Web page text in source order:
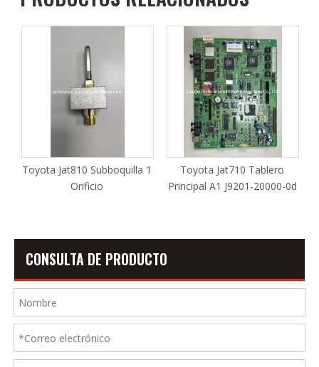
Toyota Jat810 Subboquilla 1
Orificio
Toyota Jat710 Tablero
Principal A1 J9201-20000-0d
CONSULTA DE PRODUCTO